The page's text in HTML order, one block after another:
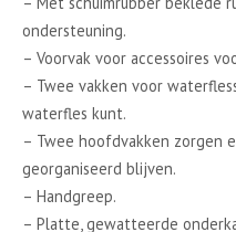
ondersteuning.
– Voorvak voor accessoires
– Twee vakken voor
waterfles kunt.
– Twee hoofdvakken zorgen
georganiseerd blijven.
– Handgreep.
– Platte, gewatteerde